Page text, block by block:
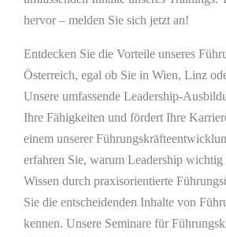
hervor – melden Sie sich jetzt an!
Entdecken Sie die Vorteile unseres
Österreich, egal ob Sie in Wien, Linz
Unsere umfassende Leadership-
Ihre Fähigkeiten und fördert Ihre
einem unserer
erfahren Sie, warum Leadership
Wissen durch praxisorientierte
Sie die entscheidenden Inhalte von
kennen. Unsere Seminare für